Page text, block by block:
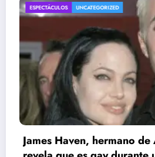
hermano de Angelina Jolie,